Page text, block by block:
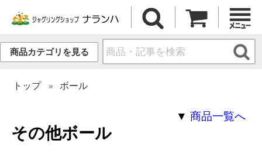
商品カテゴリを見る
トップ ボール
その他ボール
▼商品一覧へ